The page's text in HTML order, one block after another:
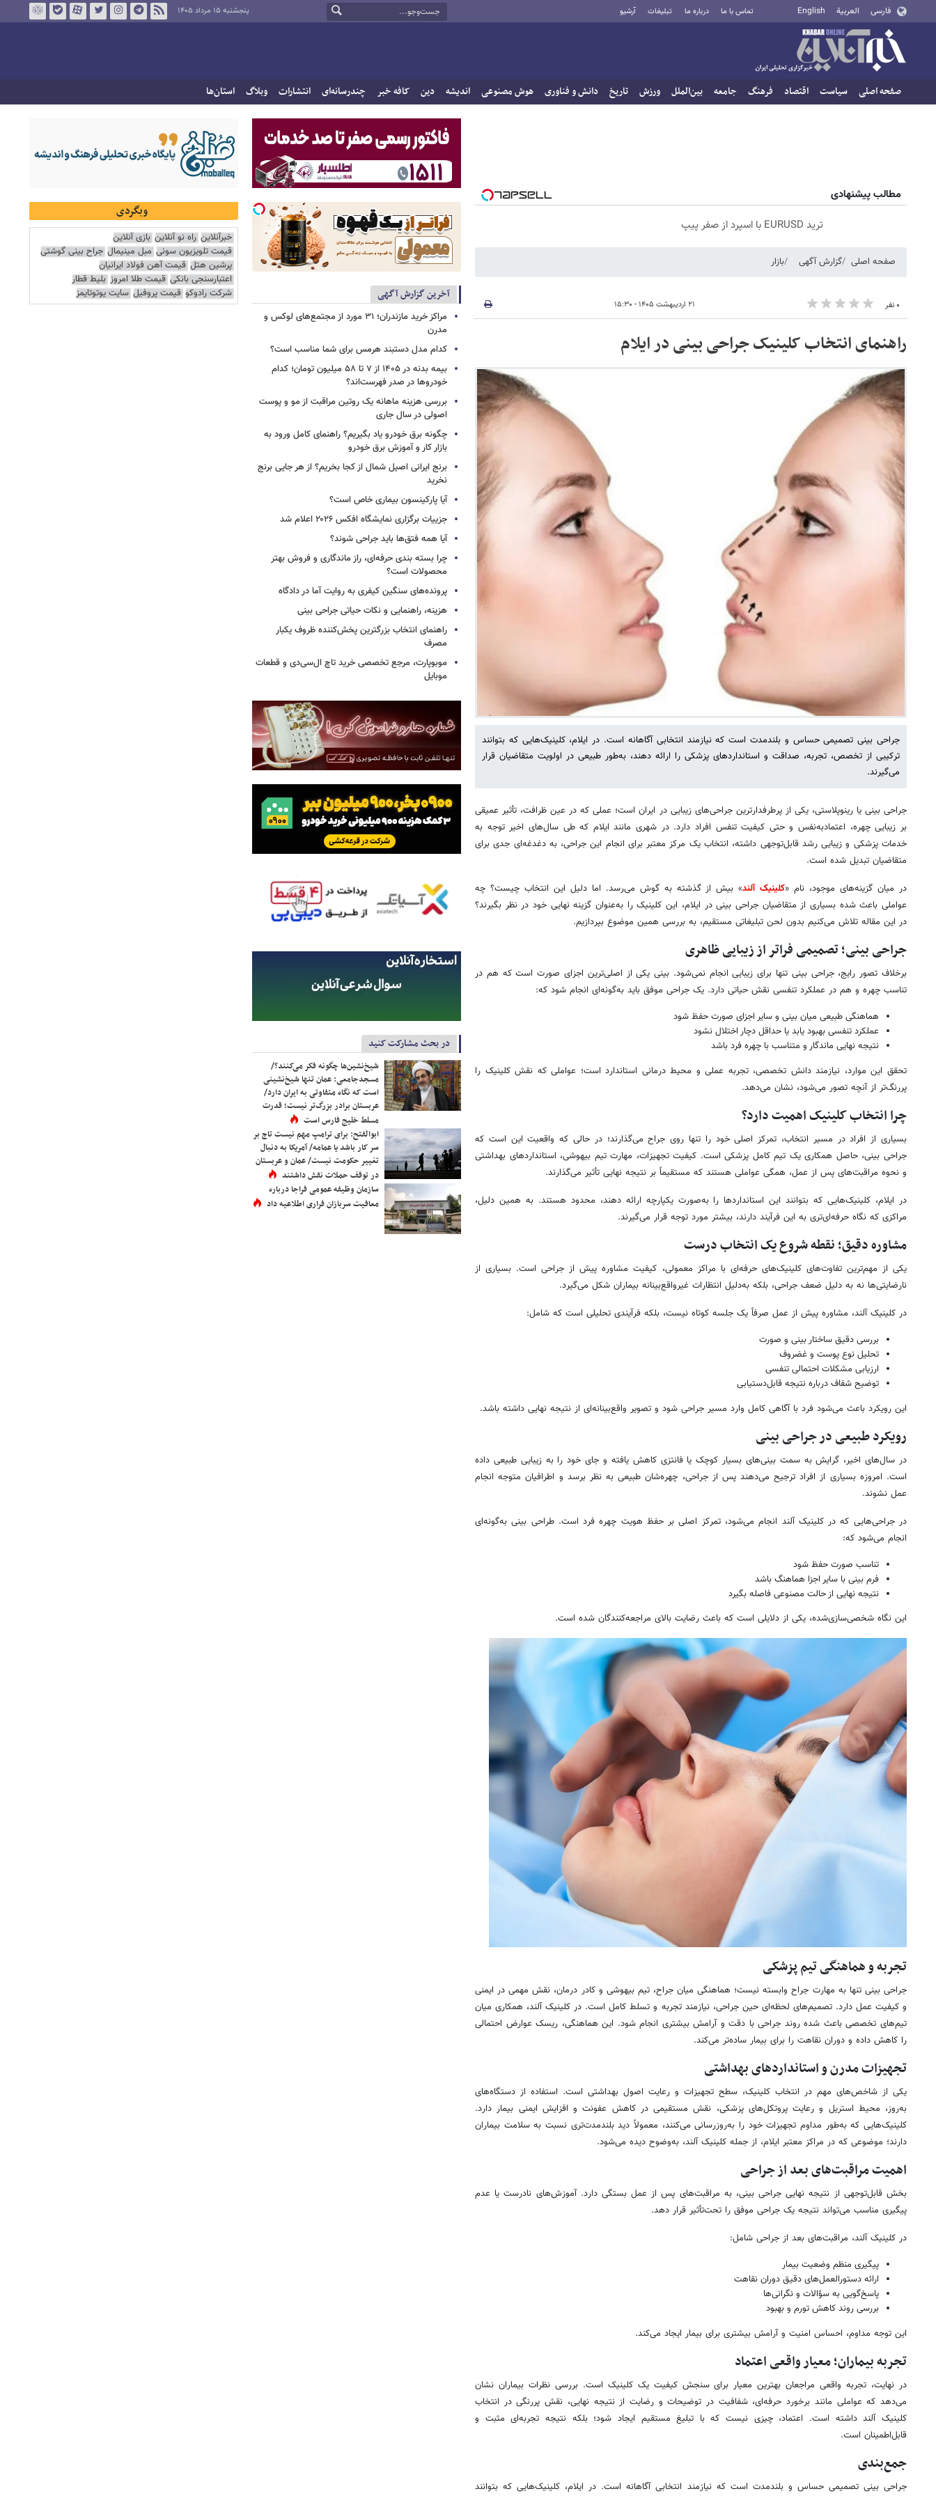
فارسی العربية English تماس با ما درباره ما تبلیغات آرشیو پنجشنبه ۱۵ مرداد ۱۴۰۵
صفحه اصلی سیاست اقتصاد فرهنگ جامعه بین‌الملل ورزش تاریخ دانش و فناوری هوش مصنوعی اندیشه دین کافه خبر چندرسانه‌ای انتشارات وبلاگ استان‌ها
مطالب پیشنهادی
ترید EURUSD با اسپرد از صفر پیپ
صفحه اصلی گزارش آگهی بازار
۰ نفر ۲۱ اردیبهشت ۱۴۰۵ - ۱۵:۳۰
راهنمای انتخاب کلینیک جراحی بینی در ایلام
جراحی بینی تصمیمی حساس و بلندمدت است که نیازمند انتخابی آگاهانه است. در ایلام، کلینیک‌هایی که بتوانند
ترکیبی از تخصص، تجربه، صداقت و استانداردهای پزشکی را ارائه دهند، به‌طور طبیعی در اولویت متقاضیان قرار
می‌گیرند.
جراحی بینی یا رینوپلاستی، یکی از پرطرفدارترین جراحی‌های زیبایی در ایران است؛ عملی که در عین ظرافت، تأثیر عمیقی
بر زیبایی چهره، اعتمادبه‌نفس و حتی کیفیت تنفس افراد دارد. در شهری مانند ایلام که طی سال‌های اخیر توجه به
خدمات پزشکی و زیبایی رشد قابل‌توجهی داشته، انتخاب یک مرکز معتبر برای انجام این جراحی، به دغدغه‌ای جدی برای
متقاضیان تبدیل شده است.
در میان گزینه‌های موجود، نام «کلینیک آلند» بیش از گذشته به گوش می‌رسد. اما دلیل این انتخاب چیست؟ چه
عواملی باعث شده بسیاری از متقاضیان جراحی بینی در ایلام، این کلینیک را به‌عنوان گزینه نهایی خود در نظر بگیرند؟
در این مقاله تلاش می‌کنیم بدون لحن تبلیغاتی مستقیم، به بررسی همین موضوع بپردازیم.
جراحی بینی؛ تصمیمی فراتر از زیبایی ظاهری
برخلاف تصور رایج، جراحی بینی تنها برای زیبایی انجام نمی‌شود. بینی یکی از اصلی‌ترین اجزای صورت است که هم در
تناسب چهره و هم در عملکرد تنفسی نقش حیاتی دارد. یک جراحی موفق باید به‌گونه‌ای انجام شود که:
هماهنگی طبیعی میان بینی و سایر اجزای صورت حفظ شود
عملکرد تنفسی بهبود یابد یا حداقل دچار اختلال نشود
نتیجه نهایی ماندگار و متناسب با چهره فرد باشد
تحقق این موارد، نیازمند دانش تخصصی، تجربه عملی و محیط درمانی استاندارد است؛ عواملی که نقش کلینیک را
پررنگ‌تر از آنچه تصور می‌شود، نشان می‌دهد.
چرا انتخاب کلینیک اهمیت دارد؟
بسیاری از افراد در مسیر انتخاب، تمرکز اصلی خود را تنها روی جراح می‌گذارند؛ در حالی که واقعیت این است که
جراحی بینی، حاصل همکاری یک تیم کامل پزشکی است. کیفیت تجهیزات، مهارت تیم بیهوشی، استانداردهای بهداشتی
و نحوه مراقبت‌های پس از عمل، همگی عواملی هستند که مستقیماً بر نتیجه نهایی تأثیر می‌گذارند.
در ایلام، کلینیک‌هایی که بتوانند این استانداردها را به‌صورت یکپارچه ارائه دهند، محدود هستند. به همین دلیل،
مراکزی که نگاه حرفه‌ای‌تری به این فرآیند دارند، بیشتر مورد توجه قرار می‌گیرند.
مشاوره دقیق؛ نقطه شروع یک انتخاب درست
یکی از مهم‌ترین تفاوت‌های کلینیک‌های حرفه‌ای با مراکز معمولی، کیفیت مشاوره پیش از جراحی است. بسیاری از
نارضایتی‌ها نه به دلیل ضعف جراحی، بلکه به‌دلیل انتظارات غیرواقع‌بینانه بیماران شکل می‌گیرد.
در کلینیک آلند، مشاوره پیش از عمل صرفاً یک جلسه کوتاه نیست، بلکه فرآیندی تحلیلی است که شامل:
بررسی دقیق ساختار بینی و صورت
تحلیل نوع پوست و غضروف
ارزیابی مشکلات احتمالی تنفسی
توضیح شفاف درباره نتیجه قابل‌دستیابی
این رویکرد باعث می‌شود فرد با آگاهی کامل وارد مسیر جراحی شود و تصویر واقع‌بینانه‌ای از نتیجه نهایی داشته باشد.
رویکرد طبیعی در جراحی بینی
در سال‌های اخیر، گرایش به سمت بینی‌های بسیار کوچک یا فانتزی کاهش یافته و جای خود را به زیبایی طبیعی داده
است. امروزه بسیاری از افراد ترجیح می‌دهند پس از جراحی، چهره‌شان طبیعی به نظر برسد و اطرافیان متوجه انجام
عمل نشوند.
در جراحی‌هایی که در کلینیک آلند انجام می‌شود، تمرکز اصلی بر حفظ هویت چهره فرد است. طراحی بینی به‌گونه‌ای
انجام می‌شود که:
تناسب صورت حفظ شود
فرم بینی با سایر اجزا هماهنگ باشد
نتیجه نهایی از حالت مصنوعی فاصله بگیرد
این نگاه شخصی‌سازی‌شده، یکی از دلایلی است که باعث رضایت بالای مراجعه‌کنندگان شده است.
تجربه و هماهنگی تیم پزشکی
جراحی بینی تنها به مهارت جراح وابسته نیست؛ هماهنگی میان جراح، تیم بیهوشی و کادر درمان، نقش مهمی در ایمنی
و کیفیت عمل دارد. تصمیم‌های لحظه‌ای حین جراحی، نیازمند تجربه و تسلط کامل است. در کلینیک آلند، همکاری میان
تیم‌های تخصصی باعث شده روند جراحی با دقت و آرامش بیشتری انجام شود. این هماهنگی، ریسک عوارض احتمالی
را کاهش داده و دوران نقاهت را برای بیمار ساده‌تر می‌کند.
تجهیزات مدرن و استانداردهای بهداشتی
یکی از شاخص‌های مهم در انتخاب کلینیک، سطح تجهیزات و رعایت اصول بهداشتی است. استفاده از دستگاه‌های
به‌روز، محیط استریل و رعایت پروتکل‌های پزشکی، نقش مستقیمی در کاهش عفونت و افزایش ایمنی بیمار دارد.
کلینیک‌هایی که به‌طور مداوم تجهیزات خود را به‌روزرسانی می‌کنند، معمولاً دید بلندمدت‌تری نسبت به سلامت بیماران
دارند؛ موضوعی که در مراکز معتبر ایلام، از جمله کلینیک آلند، به‌وضوح دیده می‌شود.
اهمیت مراقبت‌های بعد از جراحی
بخش قابل‌توجهی از نتیجه نهایی جراحی بینی، به مراقبت‌های پس از عمل بستگی دارد. آموزش‌های نادرست یا عدم
پیگیری مناسب می‌تواند نتیجه یک جراحی موفق را تحت‌تأثیر قرار دهد.
در کلینیک آلند، مراقبت‌های بعد از جراحی شامل:
پیگیری منظم وضعیت بیمار
ارائه دستورالعمل‌های دقیق دوران نقاهت
پاسخ‌گویی به سؤالات و نگرانی‌ها
بررسی روند کاهش تورم و بهبود
این توجه مداوم، احساس امنیت و آرامش بیشتری برای بیمار ایجاد می‌کند.
تجربه بیماران؛ معیار واقعی اعتماد
در نهایت، تجربه واقعی مراجعان بهترین معیار برای سنجش کیفیت یک کلینیک است. بررسی نظرات بیماران نشان
می‌دهد که عواملی مانند برخورد حرفه‌ای، شفافیت در توضیحات و رضایت از نتیجه نهایی، نقش پررنگی در انتخاب
کلینیک آلند داشته است. اعتماد، چیزی نیست که با تبلیغ مستقیم ایجاد شود؛ بلکه نتیجه تجربه‌ای مثبت و
قابل‌اطمینان است.
جمع‌بندی
جراحی بینی تصمیمی حساس و بلندمدت است که نیازمند انتخابی آگاهانه است. در ایلام، کلینیک‌هایی که بتوانند
آخرین گزارش آگهی
مراکز خرید مازندران؛ ۳۱ مورد از مجتمع‌های لوکس و
مدرن
کدام مدل دستبند هرمس برای شما مناسب است؟
بیمه بدنه در ۱۴۰۵ از ۷ تا ۵۸ میلیون تومان؛ کدام
خودروها در صدر فهرست‌اند؟
بررسی هزینه ماهانه یک روتین مراقبت از مو و پوست
اصولی در سال جاری
چگونه برق خودرو یاد بگیریم؟ راهنمای کامل ورود به
بازار کار و آموزش برق خودرو
برنج ایرانی اصیل شمال از کجا بخریم؟ از هر جایی برنج
نخرید
آیا پارکینسون بیماری خاص است؟
جزییات برگزاری نمایشگاه افکس ۲۰۲۶ اعلام شد
آیا همه فتق‌ها باید جراحی شوند؟
چرا بسته‌ بندی حرفه‌ای، راز ماندگاری و فروش بهتر
محصولات است؟
پرونده‌های سنگین کیفری به روایت آما در دادگاه
هزینه، راهنمایی و نکات حیاتی جراحی بینی
راهنمای انتخاب بزرگترین پخش‌کننده ظروف یکبار
مصرف
موبوپارت، مرجع تخصصی خرید تاچ ال‌سی‌دی و قطعات
موبایل
در بحث مشارکت کنید
شیخ‌نشین‌ها چگونه فکر می‌کنند؟/
مسجدجامعی: عمان تنها شیخ‌نشینی
است که نگاه متفاوتی به ایران دارد/
عربستان برادر بزرگ‌تر نیست؛ قدرت
مسلط خلیج فارس است
ابوالفتح: برای ترامپ مهم نیست تاج بر
سر کار باشد یا عمامه/ آمریکا به دنبال
تغییر حکومت نیست/ عمان و عربستان
در توقف حملات نقش داشتند
سازمان وظیفه عمومی فراجا درباره
معافیت سربازان فراری اطلاعیه داد
وبگردی
خبرآنلاین راه نو آنلاین بازی آنلاین
قیمت تلویزیون سونی مبل مینیمال جراح بینی گوشتی
پرشین هتل قیمت آهن فولاد ایرانیان
اعتبارسنجی بانکی قیمت طلا امروز بلیط قطار
شرکت رادوکو قیمت پروفیل سایت یوتوتایمز